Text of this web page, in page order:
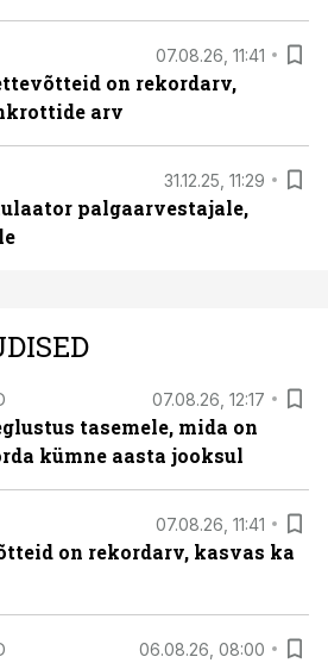
07.08.26, 11:41
on rekordarv,
arv
31.12.25, 11:29
palgaarvestajale,
07.08.26, 12:17
tasemele, mida on
kümne aasta jooksul
07.08.26, 11:41
on rekordarv, kasvas ka
06.08.26, 08:00